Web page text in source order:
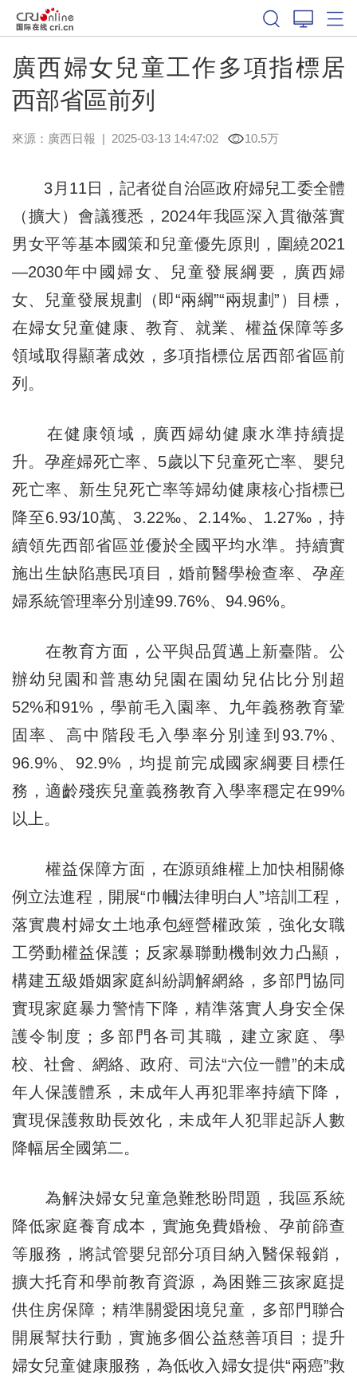
廣西婦女兒童工作多項指標居
西部省區前列
來源： 廣西日報 | 2025-03-13 14:47:02 10.5万
3月11日，記者從自治區政府婦兒工委全體
（擴大）會議獲悉，2024年我區深入貫徹落實
男女平等基本國策和兒童優先原則，圍繞2021
—2030年中國婦女、兒童發展綱要，廣西婦
女、兒童發展規劃（即“兩綱”“兩規劃”）目標，
在婦女兒童健康、教育、就業、權益保障等多
領域取得顯著成效，多項指標位居西部省區前
列。
在健康領域，廣西婦幼健康水準持續提
升。孕産婦死亡率、5歲以下兒童死亡率、嬰兒
死亡率、新生兒死亡率等婦幼健康核心指標已
降至6.93/10萬、3.22‰、2.14‰、1.27‰，持
續領先西部省區並優於全國平均水準。持續實
施出生缺陷惠民項目，婚前醫學檢查率、孕産
婦系統管理率分別達99.76%、94.96%。
在教育方面，公平與品質邁上新臺階。公
辦幼兒園和普惠幼兒園在園幼兒佔比分別超
52%和91%，學前毛入園率、九年義務教育鞏
固率、高中階段毛入學率分別達到93.7%、
96.9%、92.9%，均提前完成國家綱要目標任
務，適齡殘疾兒童義務教育入學率穩定在99%
以上。
權益保障方面，在源頭維權上加快相關條
例立法進程，開展“巾幗法律明白人”培訓工程，
落實農村婦女土地承包經營權政策，強化女職
工勞動權益保護；反家暴聯動機制效力凸顯，
構建五級婚姻家庭糾紛調解網絡，多部門協同
實現家庭暴力警情下降，精準落實人身安全保
護令制度；多部門各司其職，建立家庭、學
校、社會、網絡、政府、司法“六位一體”的未成
年人保護體系，未成年人再犯罪率持續下降，
實現保護救助長效化，未成年人犯罪起訴人數
降幅居全國第二。
為解決婦女兒童急難愁盼問題，我區系統
降低家庭養育成本，實施免費婚檢、孕前篩查
等服務，將試管嬰兒部分項目納入醫保報銷，
擴大托育和學前教育資源，為困難三孩家庭提
供住房保障；精準關愛困境兒童，多部門聯合
開展幫扶行動，實施多個公益慈善項目；提升
婦女兒童健康服務，為低收入婦女提供“兩癌”救